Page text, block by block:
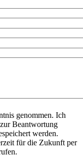
genommen. Ich
Beantwortung
werden.
für die Zukunft per